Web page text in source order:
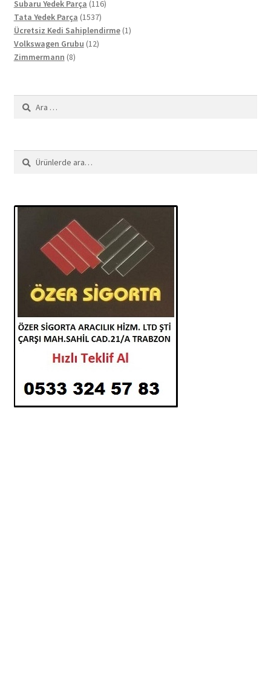
ürün
Subaru Yedek Parça 116116
Tata Yedek Parça 15371537
ürün
Ücretsiz Kedi Sahiplendirme 11
Volkswagen Grubu 1212
Zimmermann 88
Arama:
Ara:
Ara